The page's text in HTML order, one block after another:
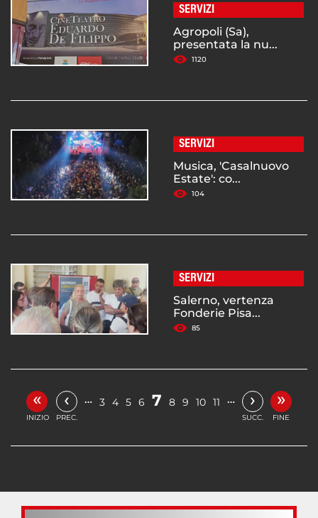
SERVIZI
Agropoli (Sa),
presentata la nu...
1120
SERVIZI
Musica, 'Casalnuovo
Estate': co...
104
SERVIZI
Salerno, vertenza
Fonderie Pisa...
85
«
INIZIO
‹
PREC.
… 3 4 5 6 7 8 9 10 11 … ›
SUCC.
»
FINE